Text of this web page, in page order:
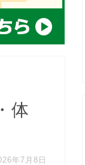
体
年7月8日